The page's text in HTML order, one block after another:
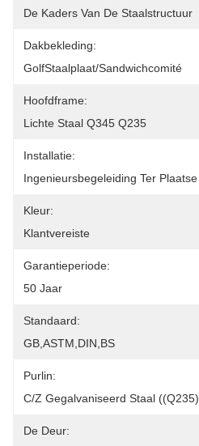
De Kaders Van De Staalstructuur
Dakbekleding:
GolfStaalplaat/Sandwichcomité
Hoofdframe:
Lichte Staal Q345 Q235
Installatie:
Ingenieursbegeleiding Ter Plaatse
Kleur:
Klantvereiste
Garantieperiode:
50 Jaar
Standaard:
GB,ASTM,DIN,BS
Purlin:
C/Z Gegalvaniseerd Staal ((Q235)
De Deur: